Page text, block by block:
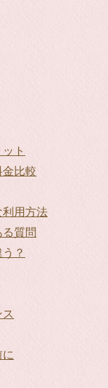
ト
比較
利用方法
質問
？